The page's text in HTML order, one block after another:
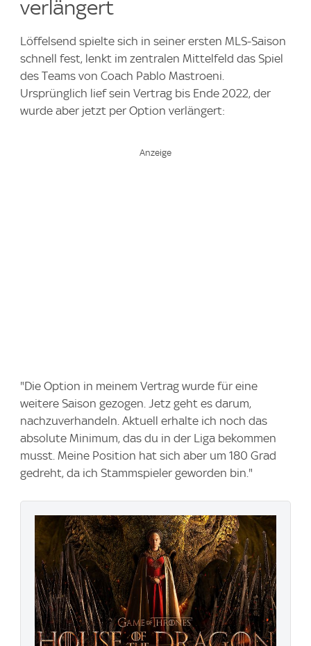
verlängert
Löffelsend spielte sich in seiner ersten MLS-Saison
schnell fest, lenkt im zentralen Mittelfeld das Spiel
des Teams von Coach Pablo Mastroeni.
Ursprünglich lief sein Vertrag bis Ende 2022, der
wurde aber jetzt per Option verlängert:
"Die Option in meinem Vertrag wurde für eine
weitere Saison gezogen. Jetz geht es darum,
nachzuverhandeln. Aktuell erhalte ich noch das
absolute Minimum, das du in der Liga bekommen
musst. Meine Position hat sich aber um 180 Grad
gedreht, da ich Stammspieler geworden bin."